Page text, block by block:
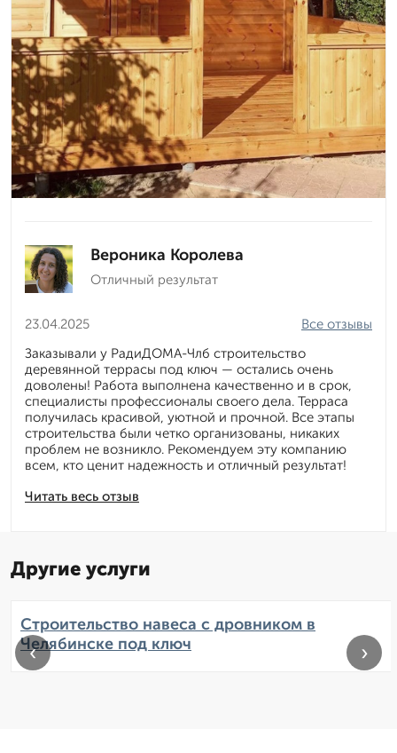
Вероника Королева
Отличный результат
23.04.2025
Читать весь отзыв
Все отзывы
Заказывали у РадиДОМА-Члб строительство
деревянной террасы под ключ — остались очень
доволены! Работа выполнена качественно и в срок,
специалисты профессионалы своего дела. Терраса
получилась красивой, уютной и прочной. Все этапы
строительства были четко организованы, никаких
проблем не возникло. Рекомендуем эту компанию
всем, кто ценит надежность и отличный результат!
Другие услуги
Строительство навеса с дровником в
Челябинске под ключ
‹ ›